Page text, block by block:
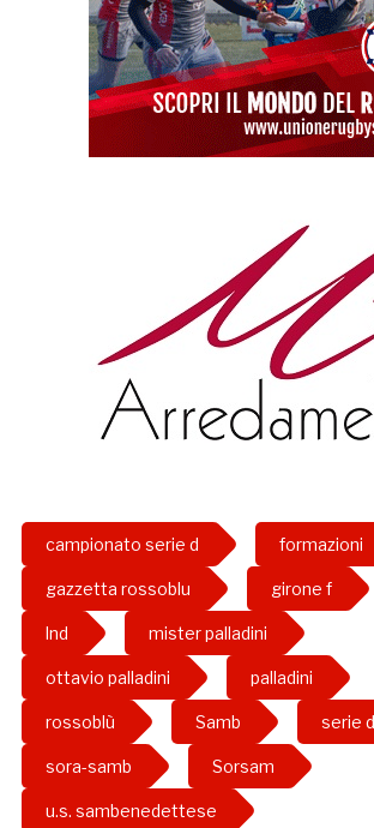
campionato serie d formazioni
gazzetta rossoblu girone f
lnd mister palladini
ottavio palladini palladini
rossoblù Samb serie d
sora-samb Sorsam
u.s. sambenedettese